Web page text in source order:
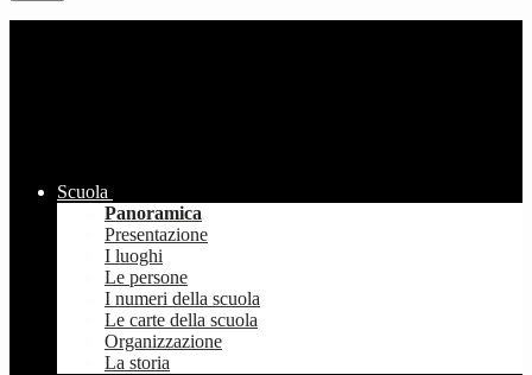
Scuola
Panoramica
Presentazione
I luoghi
Le persone
I numeri della scuola
Le carte della scuola
Organizzazione
La storia